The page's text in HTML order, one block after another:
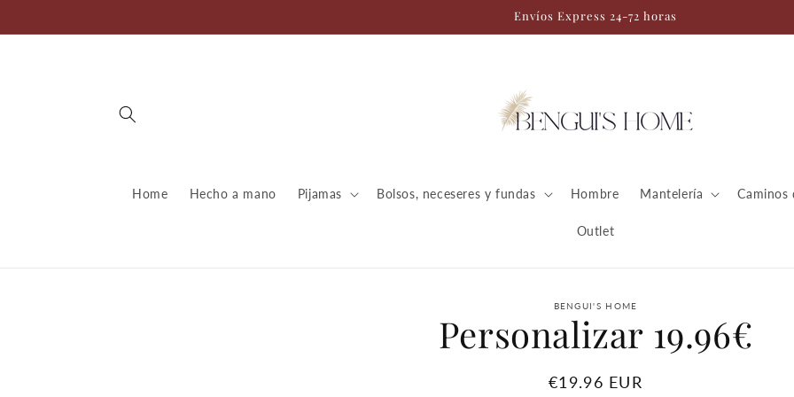
al contenido
Envíos Express 24-72 horas
Home Hecho a mano Pijamas Bolsos, neceseres y fundas Hombre Mantelería Caminos
Outlet
BENGUI'S HOME
Personalizar 19.96€
Precio
€19.96 EUR